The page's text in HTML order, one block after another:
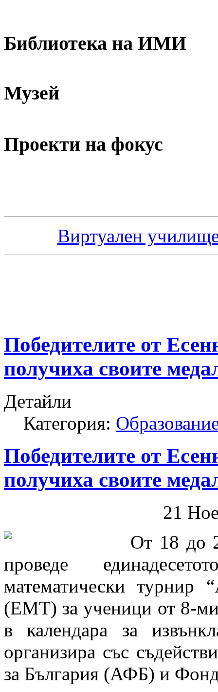
Библиотека на ИМИ
Музей
Проекти на фокус
Виртуален
Победителите от
получиха своите
Детайли
Категория:
Победителите от
получиха своите
21
От 18 до
проведе
математически турнир
(ЕМТ) за ученици от 8-
в календара за
организира със
за България (АФБ) и